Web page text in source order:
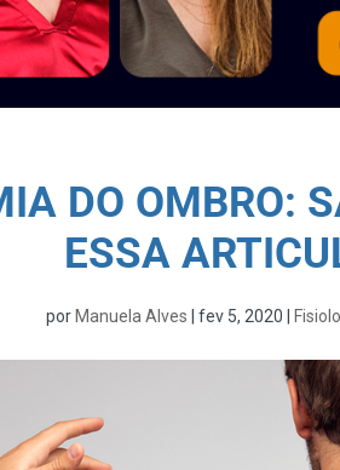
DO OMBRO:
ESSA
por Manuela Alves fev 5, 2020